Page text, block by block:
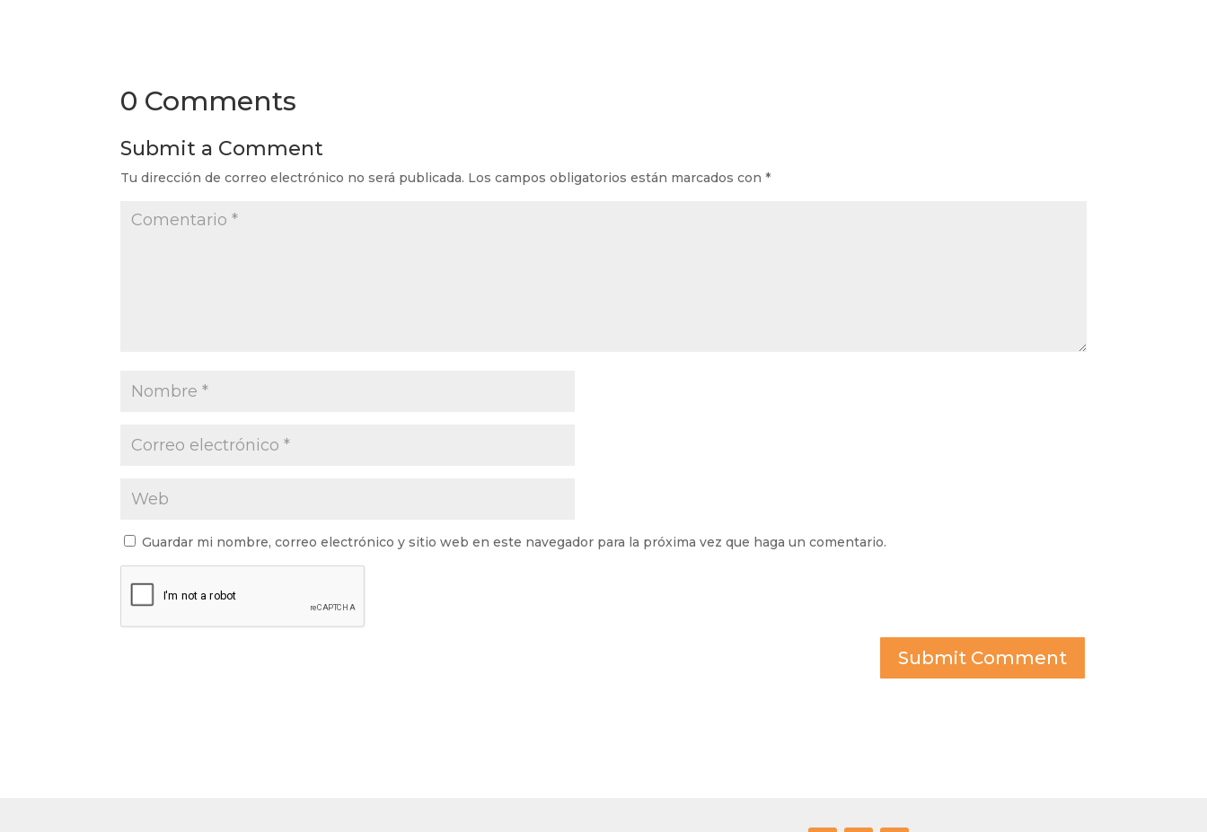
0 Comments
Submit a Comment
Tu dirección de correo electrónico no será publicada. Los campos obligatorios están marcados con*
Guardar mi nombre, correo electrónico y sitio web en este navegador para la próxima vez que haga un comentario.
Submit Comment